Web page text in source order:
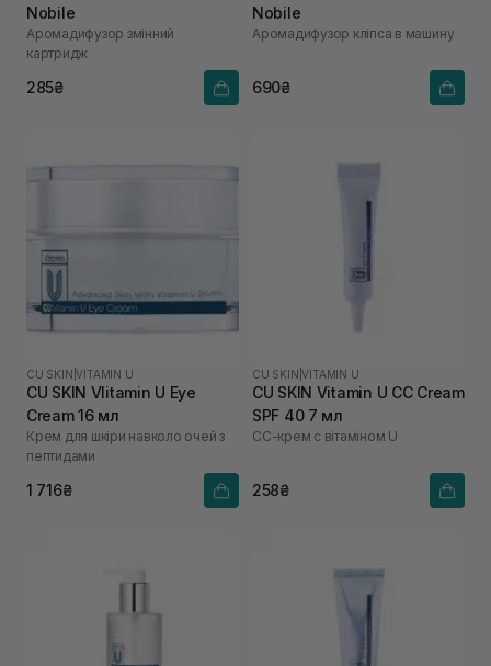
Nobile
Аромадифузор змінний
картридж
285₴
Nobile
Аромадифузор кліпса в машину
690₴
CU SKIN |VITAMIN U
CU SKIN VIitamin U Eye
Cream 16 мл
Крем для шкіри навколо очей з
пептидами
1 716₴
CU SKIN |VITAMIN U
CU SKIN Vitamin U CC Cream
SPF 40 7 мл
СС-крем с вітаміном U
258₴